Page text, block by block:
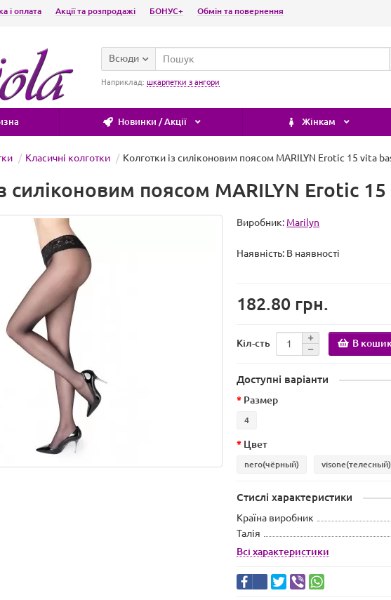
і оплата Акції та розпродажі БОНУС+ Обмін та повернення
Всюди
Наприклад: шкарпетки з ангори
Новинки / Акції Жінкам
Класичні колготки Колготки із силіконовим поясом MARILYN Erotic 15 vita
силіконовим поясом MARILYN Erotic
Виробник: Marilyn
Наявність: В наявності
182.80 грн.
Кіл-сть В
Доступні варіанти
Размер
4
Цвет
nero(чёрный) visone(телесный)
Стислі характеристики
Країна виробник
Талія
Всі характеристики